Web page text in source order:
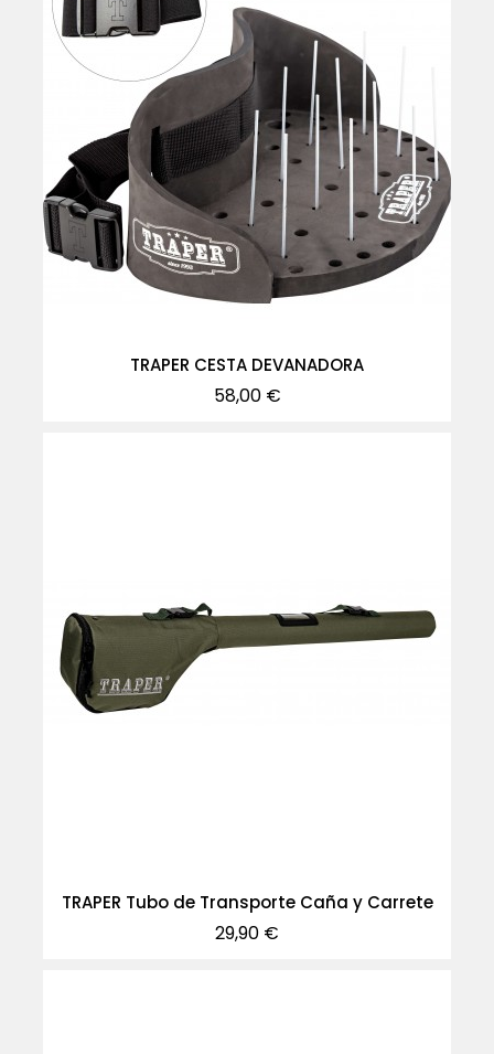
TRAPER CESTA DEVANADORA
Precio
58,00 €
TRAPER Tubo de Transporte Caña y Carrete
Precio
29,90 €